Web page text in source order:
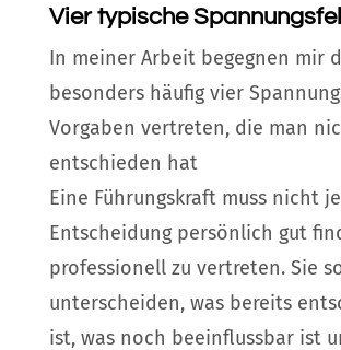
Vier typische
In meiner Arbeit begegnen mir
besonders häufig vier
Vorgaben vertreten, die man
entschieden hat
Eine Führungskraft muss nicht
Entscheidung persönlich gut
professionell zu vertreten. Sie
unterscheiden, was bereits
ist, was noch beeinflussbar ist